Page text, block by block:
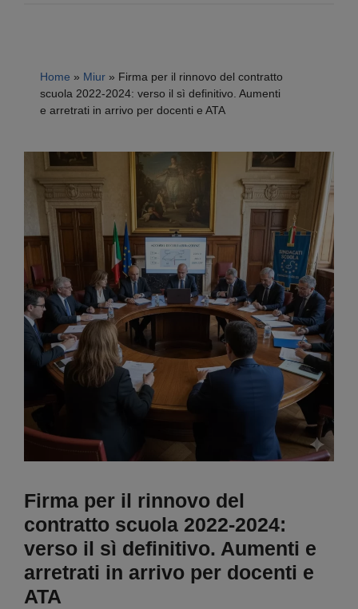
Home » Miur » Firma per il rinnovo del contratto
scuola 2022-2024: verso il sì definitivo. Aumenti
e arretrati in arrivo per docenti e ATA
Firma per il rinnovo del
contratto scuola 2022-2024:
verso il sì definitivo. Aumenti e
arretrati in arrivo per docenti e
ATA